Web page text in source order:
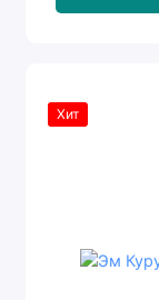
Хит